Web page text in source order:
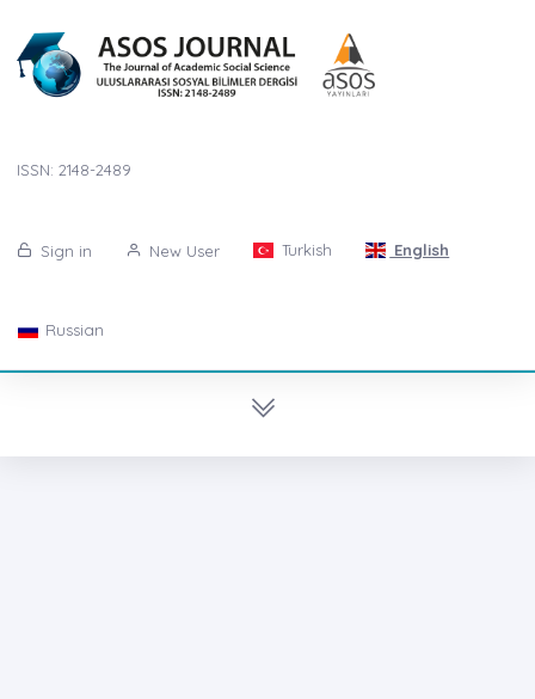
ISSN: 2148-2489
Sign in New User Turkish English
Russian